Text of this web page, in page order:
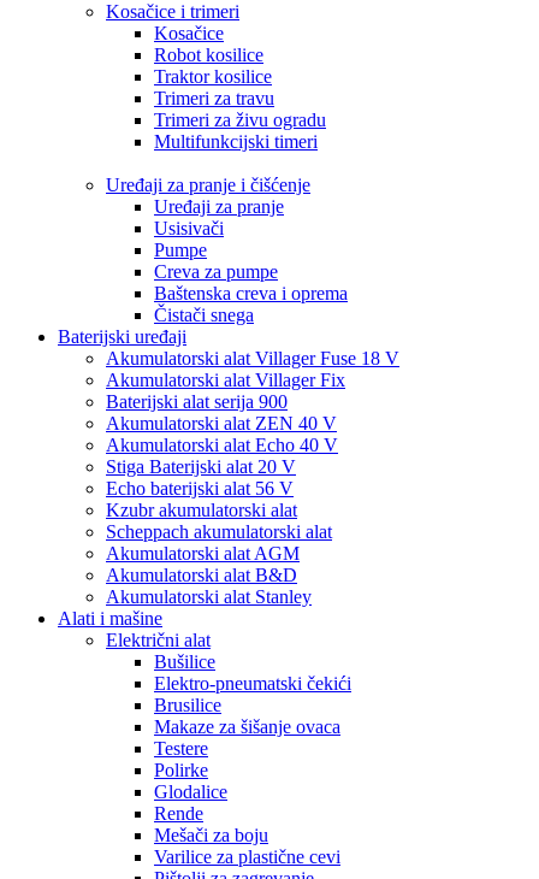
Kosačice i trimeri
Kosačice
Robot kosilice
Traktor kosilice
Trimeri za travu
Trimeri za živu ogradu
Multifunkcijski timeri
Uređaji za pranje i čišćenje
Uređaji za pranje
Usisivači
Pumpe
Creva za pumpe
Baštenska creva i oprema
Čistači snega
Baterijski uređaji
Akumulatorski alat Villager Fuse 18 V
Akumulatorski alat Villager Fix
Baterijski alat serija 900
Akumulatorski alat ZEN 40 V
Akumulatorski alat Echo 40 V
Stiga Baterijski alat 20 V
Echo baterijski alat 56 V
Kzubr akumulatorski alat
Scheppach akumulatorski alat
Akumulatorski alat AGM
Akumulatorski alat B&D
Akumulatorski alat Stanley
Alati i mašine
Električni alat
Bušilice
Elektro-pneumatski čekići
Brusilice
Makaze za šišanje ovaca
Testere
Polirke
Glodalice
Rende
Mešači za boju
Varilice za plastične cevi